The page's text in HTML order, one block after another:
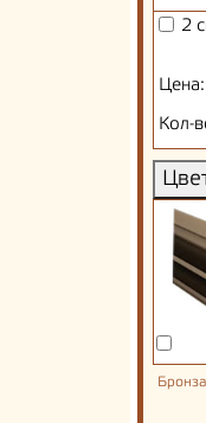
2
Цена:
Кол-
Бронза